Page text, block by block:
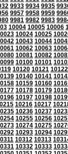
9933 9934 9935
9957 9958 9959
9981 9982 9983
10004 10005 10006
10024 10025
10043 10044
10062 10063
10081 10082
10100 10101
10120 10121 10122
10140 10141
10159 10160
10178 10179
10197 10198
10216 10217
10236 10237
10255 10256
10274 10275
10293 10294
10312 10313
10332 10333